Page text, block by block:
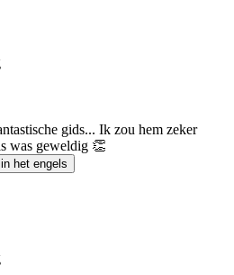
gids... Ik zou hem zeker
was geweldig 👏
het engels